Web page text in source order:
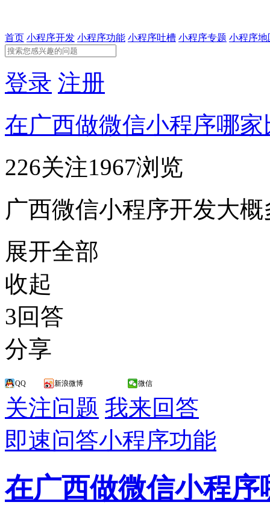
首页 小程序开发 小程序功能 小程序吐槽 小程序专题 小程序地
登录 注册
在广西做微信小程序哪
226关注1967浏览
广西微信小程序开发大概
展开全部
收起
3回答
分享
QQ 新浪微博 微信
关注问题 我来回答
即速问答小程序功能
在广西做微信小程